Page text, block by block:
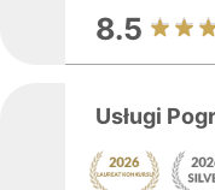
8.5
Usługi